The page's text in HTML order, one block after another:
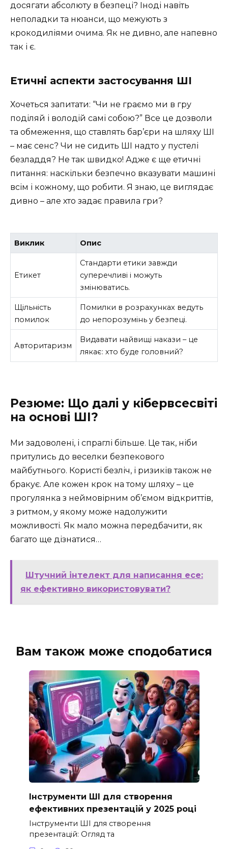
досягати абсолюту в безпеці? Іноді навіть
неполадки та нюанси, що межують з
крокодиліями очима. Як не дивно, але напевно
так і є.
Етичні аспекти застосування ШІ
Хочеться запитати: “Чи не граємо ми в гру
поділяй і володій самі собою?” Все це дозволи
та обмеження, що ставлять бар’єри на шляху ШІ
– має сенс? Чи не сидить ШІ надто у пустелі
безладдя? Не так швидко! Адже є ще етичні
питання: наскільки безпечно вказувати машині
всім і кожному, що робити. Я знаю, це виглядає
дивно – але хто задає правила гри?
Виклик Опис
Етикет
Стандарти етики завжди
суперечливі і можуть
змінюватись.
Щільність
помилок
Помилки в розрахунках ведуть
до непорозумінь у безпеці.
Авторитаризм
Видавати найвищі накази – це
лякає: хто буде головний?
Резюме: Що далі у кібервсесвіті
на основі ШІ?
Ми задоволені, і спраглі більше. Це так, ніби
притулись до веселки безпекового
майбутнього. Користі безліч, і ризиків також не
бракує. Але кожен крок на тому шляху – це
прогулянка з неймовірним об’ємом відкриттів,
з ритмом, у якому може надолужити
можливості. Як мало можна передбачити, як
багато ще дізнатися…
Штучний інтелект для написання есе:
як ефективно використовувати?
Вам також може сподобатися
Інструменти ШІ для створення
ефективних презентацій у 2025 році
Інструменти ШІ для створення
презентацій: Огляд та